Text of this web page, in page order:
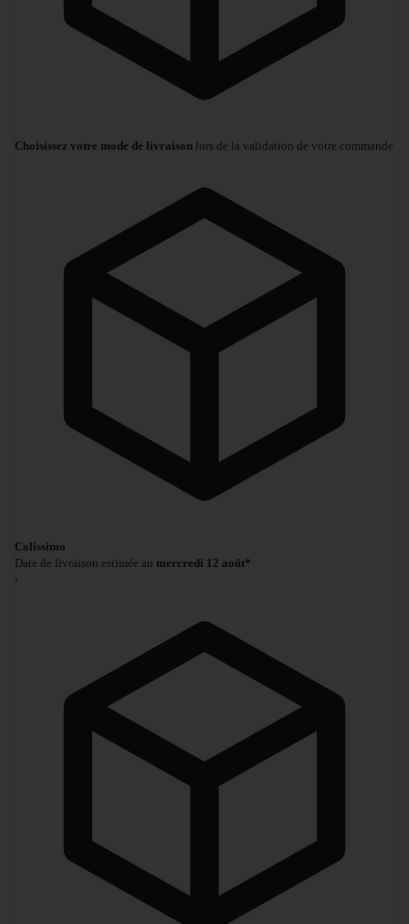
Choisissez votre mode de livraison lors de la validation de votre commande
Colissimo
Date de livraison estimée au mercredi 12 août*
›